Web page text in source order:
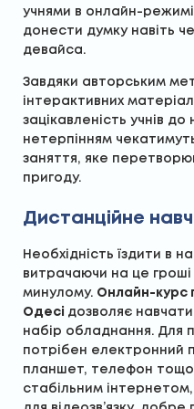
учнями в онлайн-
донести думку навіть
девайса.
Завдяки авторським
інтерактивних
зацікавленість учнів
нетерпінням
заняття, яке
пригоду.
Дистанційне
Необхідність їздити в
витрачаючи на це
минулому. Онлайн-курс
Одесі дозволяє
набір обладнання. Для
потрібен електронний
планшет, телефон
стабільним